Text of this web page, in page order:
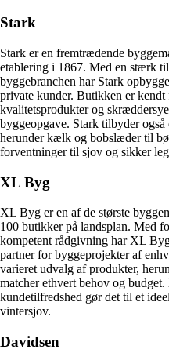
Stark
Stark er en fremtrædende
etablering i 1867. Med en stærk
byggebranchen har Stark
private kunder. Butikken er
kvalitetsprodukter og
byggeopgave. Stark tilbyder
herunder kælk og bobslæder til
forventninger til sjov og sikker
XL Byg
XL Byg er en af de største
100 butikker på landsplan. Med
kompetent rådgivning har XL
partner for byggeprojekter af
varieret udvalg af produkter,
matcher ethvert behov og
kundetilfredshed gør det til et
vintersjov.
Davidsen